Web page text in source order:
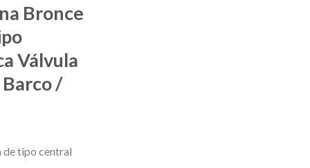
Bronce
Válvula
/
de tipo central